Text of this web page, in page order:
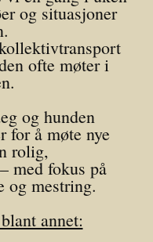
og situasjoner
ofte møter i
og hunden
for å møte nye
rolig,
med fokus på
og mestring.
annet: